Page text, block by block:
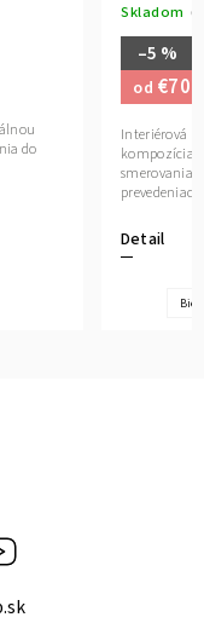
do
Skladom
–5 %
od
Detail
Interiérová
kompozícia
smerovania
Biela